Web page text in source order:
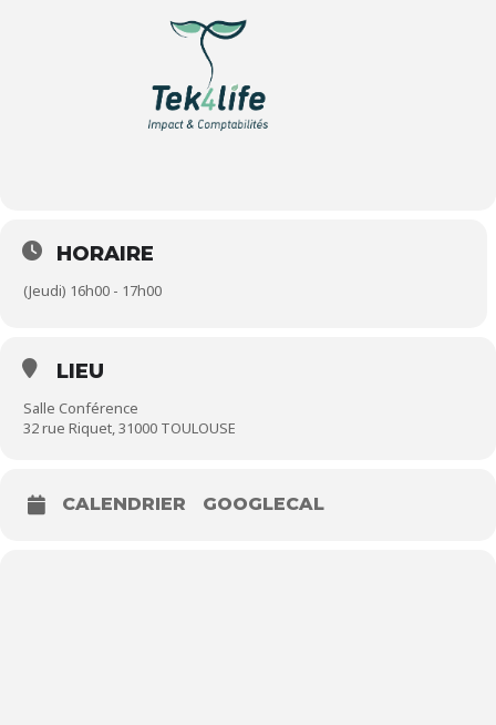
HORAIRE
(Jeudi) 16h00 - 17h00
LIEU
Salle Conférence
32 rue Riquet, 31000 TOULOUSE
CALENDRIER GOOGLECAL